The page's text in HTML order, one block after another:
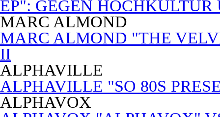
EP": GEGEN
MARC ALMOND
MARC ALMOND "THE
II
ALPHAVILLE
ALPHAVILLE "SO 80S
ALPHAVOX